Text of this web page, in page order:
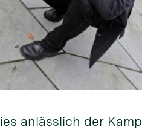
anlässlich der